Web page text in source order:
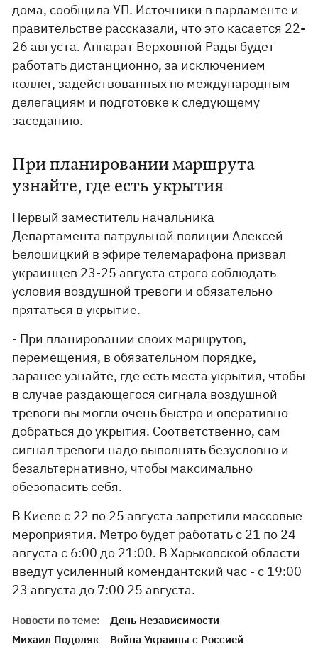
дома, сообщилаУП. Источники в парламенте и
правительстве рассказали, что это касается 22-
26 августа. Аппарат Верховной Рады будет
работать дистанционно, за исключением
коллег, задействованных по международным
делегациям и подготовке к следующему
заседанию.
При планировании маршрута
узнайте, где есть укрытия
Первый заместитель начальника
Департамента патрульной полиции Алексей
Белошицкий в эфире телемарафона призвал
украинцев 23-25 ​​августа строго соблюдать
условия воздушной тревоги и обязательно
прятаться в укрытие.
- При планировании своих маршрутов,
перемещения, в обязательном порядке,
заранее узнайте, где есть места укрытия, чтобы
в случае раздающегося сигнала воздушной
тревоги вы могли очень быстро и оперативно
добраться до укрытия. Соответственно, сам
сигнал тревоги надо выполнять безусловно и
безальтернативно, чтобы максимально
обезопасить себя.
В Киеве с 22 по 25 августа запретили массовые
мероприятия. Метро будет работать с 21 по 24
августа с 6:00 до 21:00. В Харьковской области
введут усиленный комендантский час - с 19:00
23 августа до 7:00 25 августа.
Новости по теме:
День Независимости
Михаил Подоляк
Война Украины с Россией